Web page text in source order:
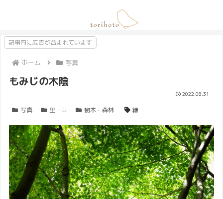
記事内に広告が含まれています
ホーム 写真
もみじの木陰
2022.08.31
写真 里・山 樹木・森林 緑